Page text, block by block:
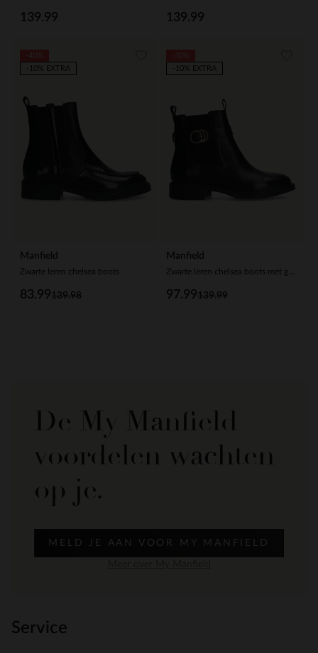
139.99 139.99
Manfield
Zwarte leren chelsea boots
139.98
83.99
-10% EXTRA
Manfield
139.99
97.99
-10% EXTRA
De My Manfield
voordelen wachten
op je.
MELD JE AAN VOOR MY MANFIELD
Service